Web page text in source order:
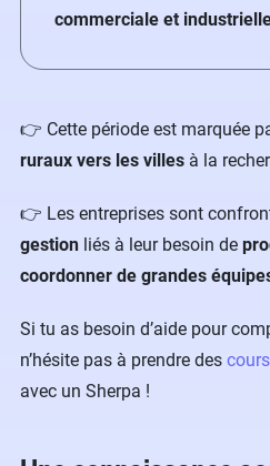
commerciale et
👉 Cette période est marquée
ruraux vers les villes à la
👉 Les entreprises sont
gestion liés à leur besoin de
coordonner de grandes
Si tu as besoin d’aide pour
n’hésite pas à prendre des
avec un Sherpa !